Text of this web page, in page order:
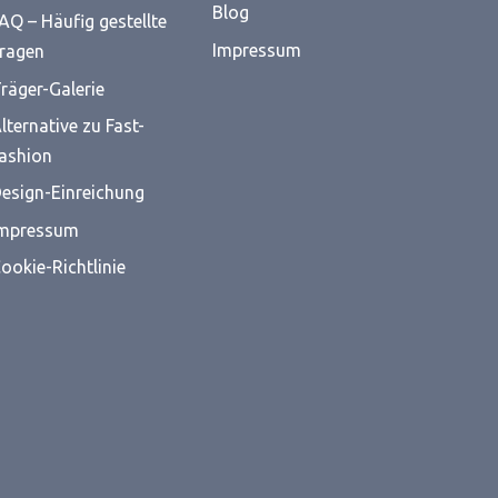
– Häufig gestellte
Galerie
zu Fast-
Einreichung
Richtlinie
Blog
Impressum